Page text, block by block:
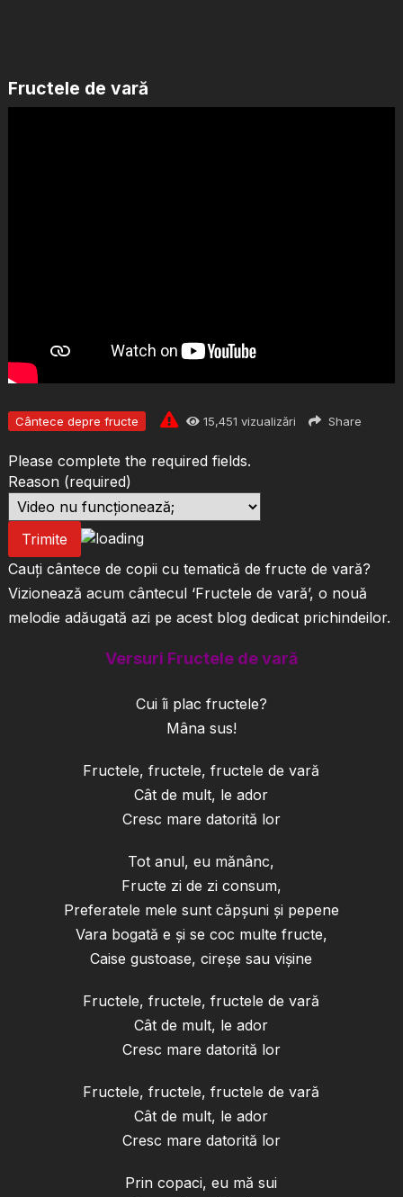
Fructele de vară
Cântece depre fructe 15,451 vizualizări Share
Please complete the required fields.
Reason (required)
Trimite
Cauți cântece de copii cu tematică de fructe de vară?
Vizionează acum cântecul ‘Fructele de vară’, o nouă
melodie adăugată azi pe acest blog dedicat prichindeilor.
Versuri Fructele de vară
Cui îi plac fructele?
Mâna sus!
Fructele, fructele, fructele de vară
Cât de mult, le ador
Cresc mare datorită lor
Tot anul, eu mănânc,
Fructe zi de zi consum,
Preferatele mele sunt căpșuni și pepene
Vara bogată e și se coc multe fructe,
Caise gustoase, cireșe sau vișine
Fructele, fructele, fructele de vară
Cât de mult, le ador
Cresc mare datorită lor
Fructele, fructele, fructele de vară
Cât de mult, le ador
Cresc mare datorită lor
Prin copaci, eu mă sui